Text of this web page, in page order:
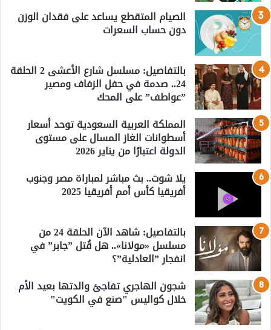
الصيام المتقطع يساعد على فقدان الوزن
دون حساب السعرات
بالتفاصيل: مسلسل شارع الأعشى 2 الحلقة
24.. صدمة في حفل الزفاف ومصير
”عواطف” على المحك
المملكة العربية السعودية توحد أسعار
أسطوانات الغاز المسال على مستوى
الدولة اعتبارًا من يناير 2026
يلا شوت.. بث مباشر لمباراة مصر وجنوب
أفريقيا كأس أمم أفريقيا 2025
بالتفاصيل: شاهد الآن الحلقة 24 من
مسلسل «مولانا».. هل قُتل ”جابر” في
انفجار ”العادلية”؟
شجون الهاجري تفاجئ والدتها بعيد الأم
خلال كواليس "صنع في الكويت"